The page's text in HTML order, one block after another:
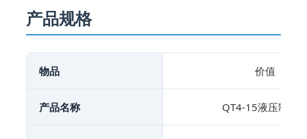
产品规格
物品 价值
产品名称 QT4-15液压制砖